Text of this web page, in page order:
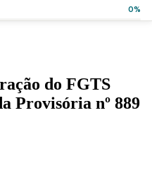
do FGTS
Provisória nº 889
0%